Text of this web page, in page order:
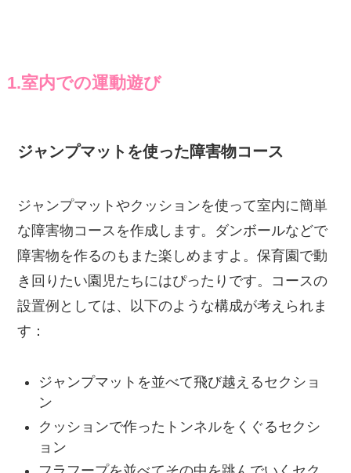
1.室内での運動遊び
ジャンプマットを使った障害物コース
ジャンプマットやクッションを使って室内に簡単
な障害物コースを作成します。ダンボールなどで
障害物を作るのもまた楽しめますよ。保育園で動
き回りたい園児たちにはぴったりです。コースの
設置例としては、以下のような構成が考えられま
す：
ジャンプマットを並べて飛び越えるセクショ
ン
クッションで作ったトンネルをくぐるセクシ
ョン